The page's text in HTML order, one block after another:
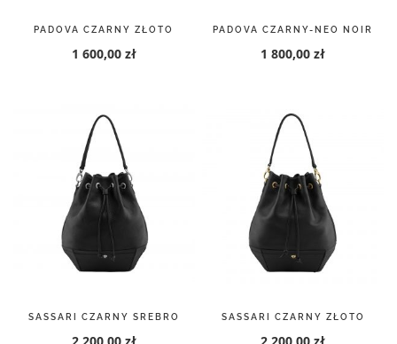
PADOVA CZARNY ZŁOTO
1 600,00 zł
PADOVA CZARNY-NEO NOIR
1 800,00 zł
SASSARI CZARNY SREBRO SASSARI CZARNY ZŁOTO